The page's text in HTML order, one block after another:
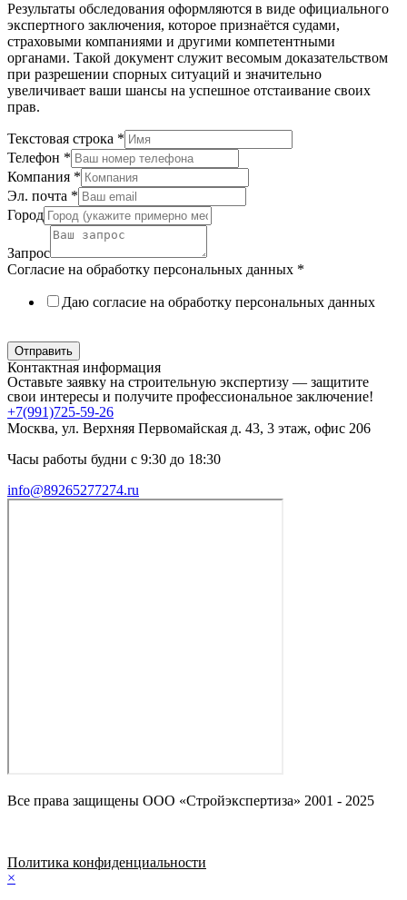
Результаты обследования оформляются в виде официального
экспертного заключения, которое признаётся судами,
страховыми компаниями и другими компетентными
органами. Такой документ служит весомым доказательством
при разрешении спорных ситуаций и значительно
увеличивает ваши шансы на успешное отстаивание своих
прав.
Текстовая строка *
Телефон *
Компания *
Эл. почта *
Город
Запрос
Согласие на обработку персональных данных *
Даю согласие на обработку персональных данных
Отправить
Контактная информация
Оставьте заявку на строительную экспертизу — защитите
свои интересы и получите профессиональное заключение!
+7(991)725-59-26
Москва, ул. Верхняя Первомайская д. 43, 3 этаж, офис 206
Часы работы будни с 9:30 до 18:30
info@89265277274.ru
Все права защищены ООО «Стройэкспертиза» 2001 - 2025
Политика конфиденциальности
×